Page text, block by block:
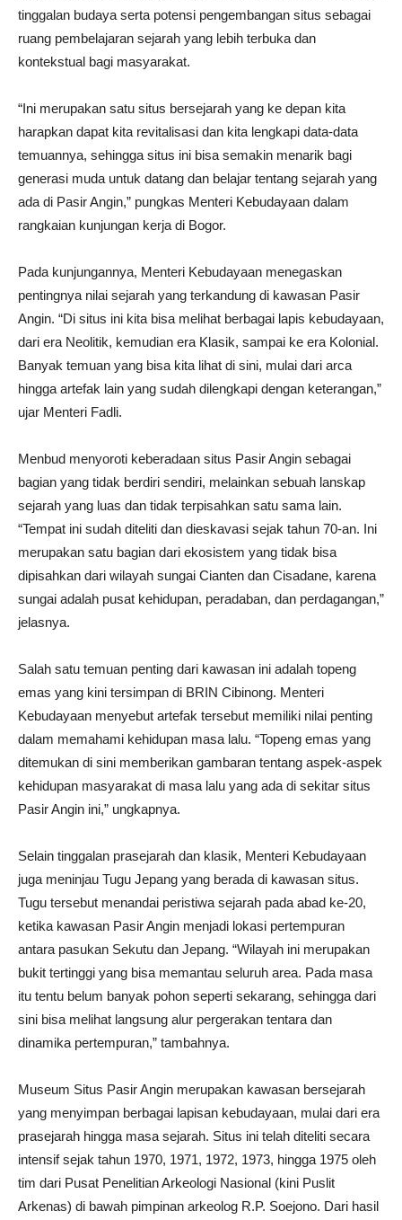
tinggalan budaya serta potensi pengembangan situs sebagai
ruang pembelajaran sejarah yang lebih terbuka dan
kontekstual bagi masyarakat.
“Ini merupakan satu situs bersejarah yang ke depan kita
harapkan dapat kita revitalisasi dan kita lengkapi data-data
temuannya, sehingga situs ini bisa semakin menarik bagi
generasi muda untuk datang dan belajar tentang sejarah yang
ada di Pasir Angin,” pungkas Menteri Kebudayaan dalam
rangkaian kunjungan kerja di Bogor.
Pada kunjungannya, Menteri Kebudayaan menegaskan
pentingnya nilai sejarah yang terkandung di kawasan Pasir
Angin. “Di situs ini kita bisa melihat berbagai lapis kebudayaan,
dari era Neolitik, kemudian era Klasik, sampai ke era Kolonial.
Banyak temuan yang bisa kita lihat di sini, mulai dari arca
hingga artefak lain yang sudah dilengkapi dengan keterangan,”
ujar Menteri Fadli.
Menbud menyoroti keberadaan situs Pasir Angin sebagai
bagian yang tidak berdiri sendiri, melainkan sebuah lanskap
sejarah yang luas dan tidak terpisahkan satu sama lain.
“Tempat ini sudah diteliti dan dieskavasi sejak tahun 70-an. Ini
merupakan satu bagian dari ekosistem yang tidak bisa
dipisahkan dari wilayah sungai Cianten dan Cisadane, karena
sungai adalah pusat kehidupan, peradaban, dan perdagangan,”
jelasnya.
Salah satu temuan penting dari kawasan ini adalah topeng
emas yang kini tersimpan di BRIN Cibinong. Menteri
Kebudayaan menyebut artefak tersebut memiliki nilai penting
dalam memahami kehidupan masa lalu. “Topeng emas yang
ditemukan di sini memberikan gambaran tentang aspek-aspek
kehidupan masyarakat di masa lalu yang ada di sekitar situs
Pasir Angin ini,” ungkapnya.
Selain tinggalan prasejarah dan klasik, Menteri Kebudayaan
juga meninjau Tugu Jepang yang berada di kawasan situs.
Tugu tersebut menandai peristiwa sejarah pada abad ke-20,
ketika kawasan Pasir Angin menjadi lokasi pertempuran
antara pasukan Sekutu dan Jepang. “Wilayah ini merupakan
bukit tertinggi yang bisa memantau seluruh area. Pada masa
itu tentu belum banyak pohon seperti sekarang, sehingga dari
sini bisa melihat langsung alur pergerakan tentara dan
dinamika pertempuran,” tambahnya.
Museum Situs Pasir Angin merupakan kawasan bersejarah
yang menyimpan berbagai lapisan kebudayaan, mulai dari era
prasejarah hingga masa sejarah. Situs ini telah diteliti secara
intensif sejak tahun 1970, 1971, 1972, 1973, hingga 1975 oleh
tim dari Pusat Penelitian Arkeologi Nasional (kini Puslit
Arkenas) di bawah pimpinan arkeolog R.P. Soejono. Dari hasil